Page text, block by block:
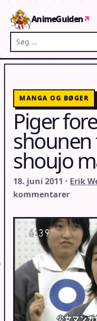
AnimeGuiden↗
Søg på AnimeGuiden
MANGA OG BØGER
Piger
shoujo
18. juni 2011 · Erik
kommentarer